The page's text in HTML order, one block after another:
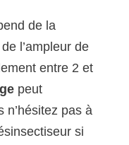
de la
l’ampleur de
entre 2 et
peut
n’hésitez pas à
si